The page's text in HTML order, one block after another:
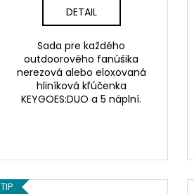
DETAIL
Sada pre každého
outdoorového fanúšika
nerezová alebo eloxovaná
hliníková kľúčenka
KEYGOES:DUO a 5 náplní.
TIP